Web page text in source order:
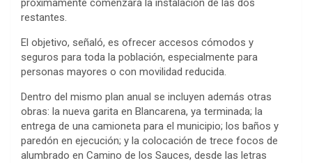
próximamente comenzará la instalación de las dos
restantes.
El objetivo, señaló, es ofrecer accesos cómodos y
seguros para toda la población, especialmente para
personas mayores o con movilidad reducida.
Dentro del mismo plan anual se incluyen además otras
obras: la nueva garita en Blancarena, ya terminada; la
entrega de una camioneta para el municipio; los baños y
paredón en ejecución; y la colocación de trece focos de
alumbrado en Camino de los Sauces, desde las letras